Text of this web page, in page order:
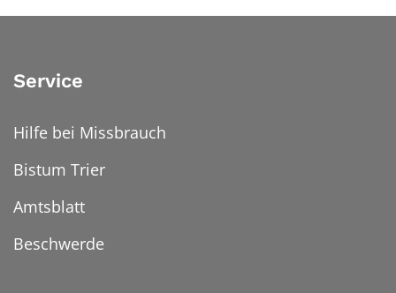
Service
Hilfe bei Missbrauch
Bistum Trier
Amtsblatt
Beschwerde